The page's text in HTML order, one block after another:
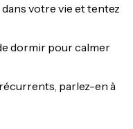
votre vie et tentez
dormir pour calmer
parlez-en à